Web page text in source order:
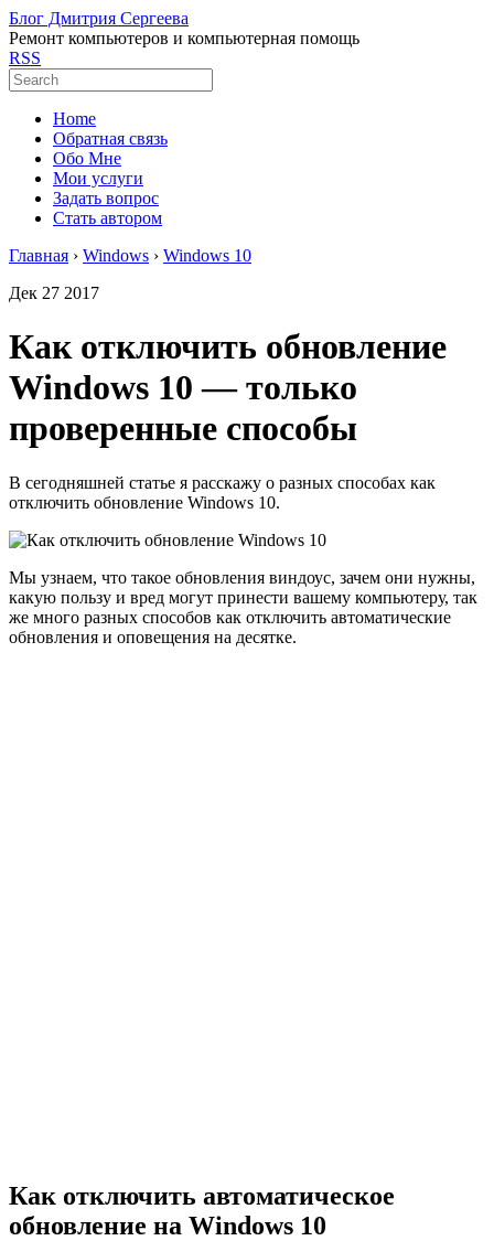
Блог Дмитрия Сергеева
Ремонт компьютеров и компьютерная помощь
RSS
Home
Обратная связь
Обо Мне
Мои услуги
Задать вопрос
Стать автором
Главная › Windows › Windows 10
Дек 27 2017
Как отключить обновление
Windows 10 — только
проверенные способы
В сегодняшней статье я расскажу о разных способах как
отключить обновление Windows 10.
Мы узнаем, что такое обновления виндоус, зачем они нужны,
какую пользу и вред могут принести вашему компьютеру, так
же много разных способов как отключить автоматические
обновления и оповещения на десятке.
Как отключить автоматическое
обновление на Windows 10